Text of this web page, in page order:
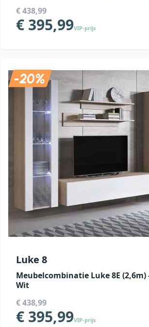
€ 438,99
€ 395,99VIP-prijs
Luke 8
Meubelcombinatie Luke 8E (2,6m)
Wit
€ 438,99
€ 395,99VIP-prijs